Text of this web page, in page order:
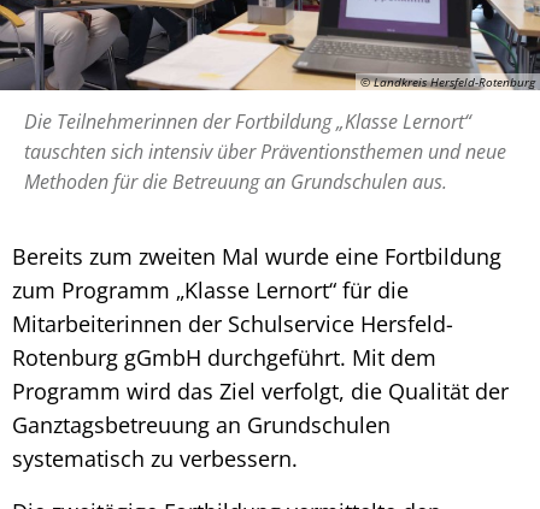
© Landkreis Hersfeld-Rotenburg
Die Teilnehmerinnen der Fortbildung „Klasse Lernort“
tauschten sich intensiv über Präventionsthemen und neue
Methoden für die Betreuung an Grundschulen aus.
Bereits zum zweiten Mal wurde eine Fortbildung
zum Programm „Klasse Lernort“ für die
Mitarbeiterinnen der Schulservice Hersfeld-
Rotenburg gGmbH durchgeführt. Mit dem
Programm wird das Ziel verfolgt, die Qualität der
Ganztagsbetreuung an Grundschulen
systematisch zu verbessern.